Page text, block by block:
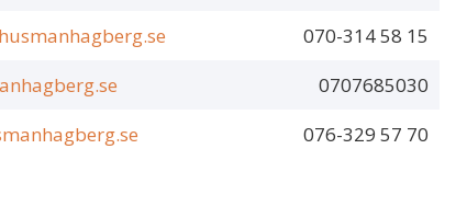
070-314 58 15
0707685030
076-329 57 70